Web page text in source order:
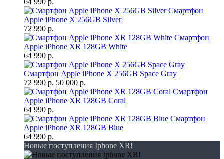
64 990 р.
Смартфон
Apple iPhone X 256GB Silver
72 990 р.
Смартфон
Apple iPhone XR 128GB White
64 990 р.
Смартфон Apple iPhone X 256GB Space Gray
72 990 р. 50 000 р.
Смартфон
Apple iPhone XR 128GB Coral
64 990 р.
Смартфон
Apple iPhone XR 128GB Blue
64 990 р.
Новые поступления Iphone XR!